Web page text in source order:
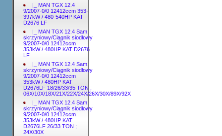
|_ MAN TGX 12.4
9/2007-0/0 12412ccm 353-
397kW / 480-540HP KAT
D2676 LF
|_ MAN TGX 12.4 Sam.
skrzyniowy/Ciągnik siodłowy
9/2007-0/0 12412ccm
353kW / 480HP KAT D2676
LF
|_ MAN TGX 12.4 Sam.
skrzyniowy/Ciągnik siodłowy
9/2007-0/0 12412ccm
353kW / 480HP KAT
D2676LF 18/26/33/35 TON ;
06X/10X/18X/21X/22X/24X/26X/30X/89X/92X
|_ MAN TGX 12.4 Sam.
skrzyniowy/Ciągnik siodłowy
9/2007-0/0 12412ccm
353kW / 480HP KAT
D2676LF 26/33 TON ;
24X/30X